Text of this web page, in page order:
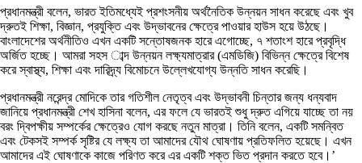
প্রধানমন্ত্রী বলেন, ভারত ইতিমধ্যেই প্রশংসনীয় অর্থনৈতিক উন্নয়ন সাধন করেছে এবং খুব
দ্রুতই শিক্ষা, বিজ্ঞান, প্রযুক্তি এবং উদ্ভাবনের ক্ষেত্রে পাওয়ার হাউস হয়ে উঠছে।
বাংলাদেশের অর্থনীতিও এখন একটি সন্তোষজনক হারে এগোচ্ছে, ৭ শতাংশ হারে প্রবৃদ্ধি
অর্জিত হচ্ছে। আমরা সহস াব্দ উন্নয়ন লক্ষ্যমাত্রার (এমডিজি) বিভিন্ন ক্ষেত্রে বিশেষ
করে স্বাস্থ্য, শিক্ষা এবং দারিদ্র্য বিমোচনে উল্লেখযোগ্য উন্নতি সাধন করেছি।
প্রধানমন্ত্রী নরেন্দ্র মোদিকে তার গতিশীল নেতৃত্ব এবং উদ্ভাবনী চিন্তার জন্য ধন্যবাদ
জানিয়ে প্রধানমন্ত্রী শেখ হাসিনা বলেন, এর ফলে যে ভারতই শুধু দ্রুত এগিয়ে যাচ্ছে তা নয়
বরং দ্বিপক্ষীয় সম্পর্কের ক্ষেত্রেও যোগ করছে নতুন মাত্রা। তিনি বলেন, একটি সমন্বিত
এবং টেকসই সম্পর্ক সৃষ্টির যে লক্ষ্য তা আমাদের যৌথ ঘোষণায় প্রতিফলিত হয়েছে। এখন
আমাদের এই ঘোষণাকে কাজে পরিণত করে এর একটি শক্ত ভিত প্রদান করতে হবে।’